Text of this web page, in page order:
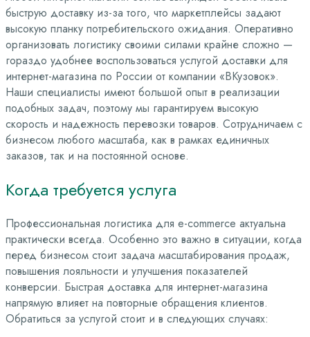
быструю доставку из-за того, что маркетплейсы задают
высокую планку потребительского ожидания. Оперативно
организовать логистику своими силами крайне сложно —
гораздо удобнее воспользоваться услугой доставки для
интернет-магазина по России от компании «ВКузовок».
Наши специалисты имеют большой опыт в реализации
подобных задач, поэтому мы гарантируем высокую
скорость и надежность перевозки товаров. Сотрудничаем с
бизнесом любого масштаба, как в рамках единичных
заказов, так и на постоянной основе.
Когда требуется услуга
Профессиональная логистика для e-commerce актуальна
практически всегда. Особенно это важно в ситуации, когда
перед бизнесом стоит задача масштабирования продаж,
повышения лояльности и улучшения показателей
конверсии. Быстрая доставка для интернет-магазина
напрямую влияет на повторные обращения клиентов.
Обратиться за услугой стоит и в следующих случаях: